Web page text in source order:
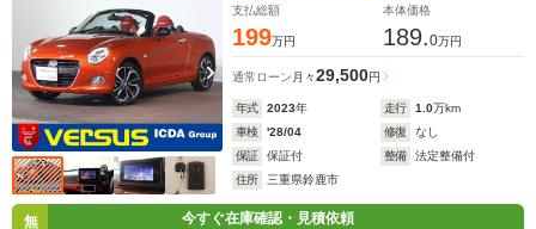
支払総額
199万円
本体価格
189.0万円
通常ローン 月々29,500円
年式 2023年 走行 1.0万km
車検
'28/04 修復
なし
保証
保証付 整備
法定整備付
住所
三重県鈴鹿市
無 今すぐ在庫確認・見積依頼